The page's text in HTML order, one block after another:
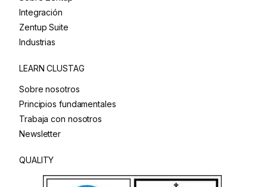
Integración
Zentup Suite
Industrias
LEARN CLUSTAG
Sobre nosotros
Principios fundamentales
Trabaja con nosotros
Newsletter
QUALITY